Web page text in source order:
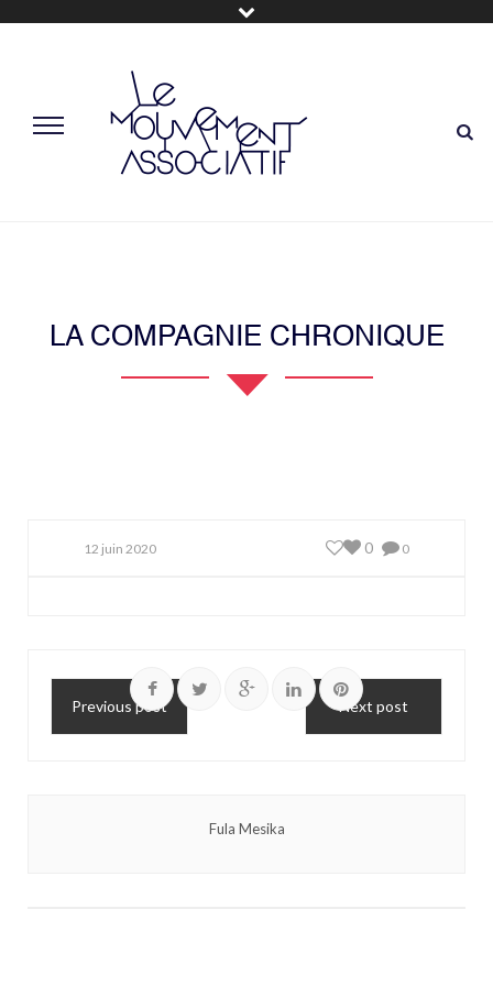
LA COMPAGNIE CHRONIQUE
12 juin 2020 0
0
Previous post Next post
Fula Mesika